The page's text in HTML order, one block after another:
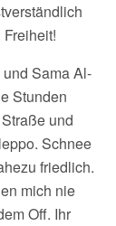
Sama Al-
Stunden
und
Schnee
friedlich.
mich nie
Off. Ihr